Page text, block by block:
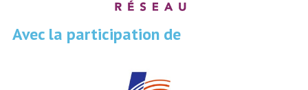
Avec la participation de